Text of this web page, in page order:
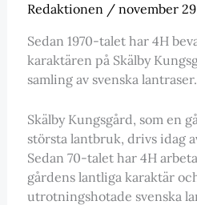
Redaktionen / november
Sedan 1970-talet har 4H
karaktären på Skälby
samling av svenska lantraser.
Skälby Kungsgård, som en
största lantbruk, drivs idag
Sedan 70-talet har 4H
gårdens lantliga karaktär
utrotningshotade svenska